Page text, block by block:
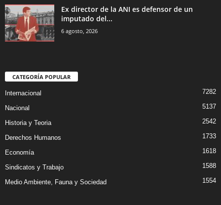
Ex director de la ANI es defensor de un
imputado del...
6 agosto, 2026
CATEGORÍA POPULAR
Internacional 7282
Nacional 5137
Historia y Teoria 2542
Derechos Humanos 1733
Economía 1618
Sindicatos y Trabajo 1588
Medio Ambiente, Fauna y Sociedad 1554